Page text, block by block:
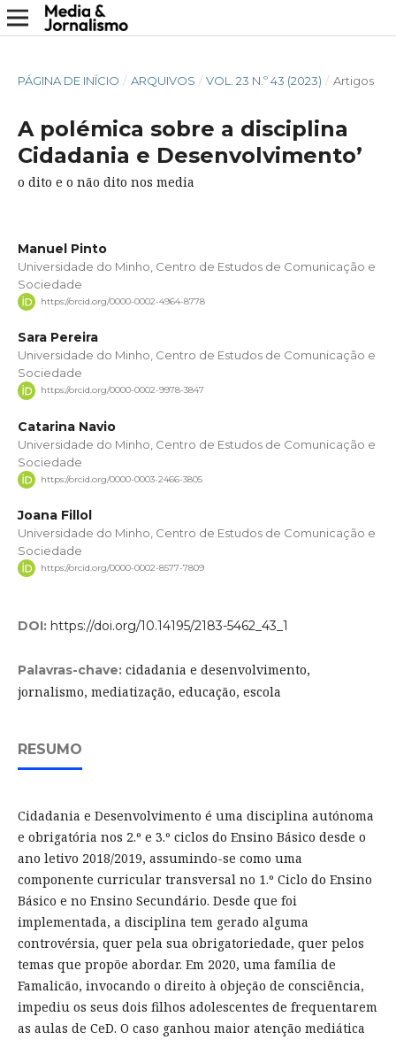
PÁGINA DE INÍCIO / ARQUIVOS / VOL. 23 N.º 43 (2023) / Artigos
A polémica sobre a disciplina
Cidadania e Desenvolvimento’
o dito e o não dito nos media
Manuel Pinto
Universidade do Minho, Centro de Estudos de Comunicação e
Sociedade
https://orcid.org/0000-0002-4964-8778
Sara Pereira
Universidade do Minho, Centro de Estudos de Comunicação e
Sociedade
https://orcid.org/0000-0002-9978-3847
Catarina Navio
Universidade do Minho, Centro de Estudos de Comunicação e
Sociedade
https://orcid.org/0000-0003-2466-3805
Joana Fillol
Universidade do Minho, Centro de Estudos de Comunicação e
Sociedade
https://orcid.org/0000-0002-8577-7809
DOI: https://doi.org/10.14195/2183-5462_43_1
Palavras-chave: cidadania e desenvolvimento,
jornalismo, mediatização, educação, escola
RESUMO
Cidadania e Desenvolvimento é uma disciplina autónoma
e obrigatória nos 2.º e 3.º ciclos do Ensino Básico desde o
ano letivo 2018/2019, assumindo-se como uma
componente curricular transversal no 1.º Ciclo do Ensino
Básico e no Ensino Secundário. Desde que foi
implementada, a disciplina tem gerado alguma
controvérsia, quer pela sua obrigatoriedade, quer pelos
temas que propõe abordar. Em 2020, uma família de
Famalicão, invocando o direito à objeção de consciência,
impediu os seus dois filhos adolescentes de frequentarem
as aulas de CeD. O caso ganhou maior atenção mediática